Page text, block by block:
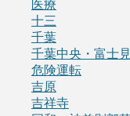
医療
十三
千葉
千葉中央・富士
危険運転
吉原
吉祥寺